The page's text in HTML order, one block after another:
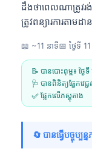
ដឹងថាពេលណាត្រូវ
ត្រូវពន្យារការតាមដា
📖 ~11 នាទី📅 ថ្ងៃទី
📝 បានបោះពុម្ព៖ ថ្ងៃ
🩺 បានពិនិត្យផ្នែកវេជ្
✅ ផ្អែកលើភស្តុតាង
🔄 បានធ្វើបច្ចុប្ប